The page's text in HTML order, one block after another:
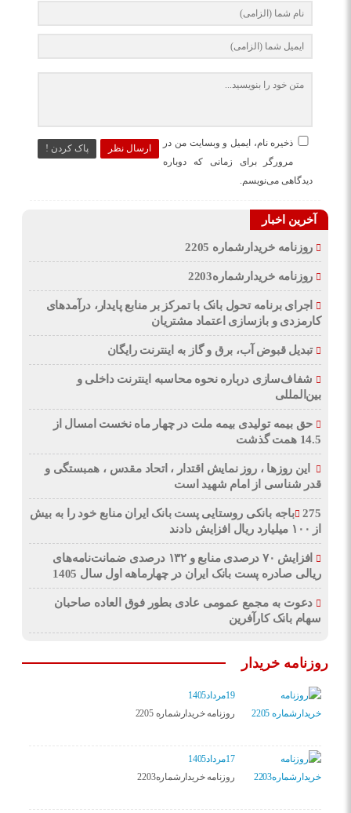
ارسال نظر پاک کردن !
ذخیره نام، ایمیل و وبسایت من در
مرورگر برای زمانی که دوباره
دیدگاهی می‌نویسم.
آخرین اخبار
روزنامه خریدارشماره 2205
روزنامه خریدارشماره2203
اجرای برنامه تحول بانک با تمرکز بر منابع پایدار، درآمدهای
کارمزدی و بازسازی اعتماد مشتریان
تبدیل قبوض آب، برق و گاز به اینترنت رایگان
شفاف‌سازی درباره نحوه محاسبه اینترنت داخلی و
بین‌المللی
حق بیمه تولیدی بیمه ملت در چهار ماه نخست امسال از
14.5 همت گذشت
این روزها ، روز نمایش اقتدار ، اتحاد مقدس ، همبستگی و
قدر شناسی از امام شهید است
275باجه بانکی روستایی پست بانک ایران منابع خود را به بیش
از ۱۰۰ میلیارد ریال افزایش دادند
افزایش ۷۰ درصدی منابع و ۱۳۲ درصدی ضمانت‌نامه‌های
ریالی صادره پست بانک ایران در چهارماهه اول سال 1405
دعوت به مجمع عمومی عادی بطور فوق العاده صاحبان
سهام بانک کارآفرین
روزنامه خریدار
19مرداد1405
روزنامه خریدارشماره 2205
17مرداد1405
روزنامه خریدارشماره2203